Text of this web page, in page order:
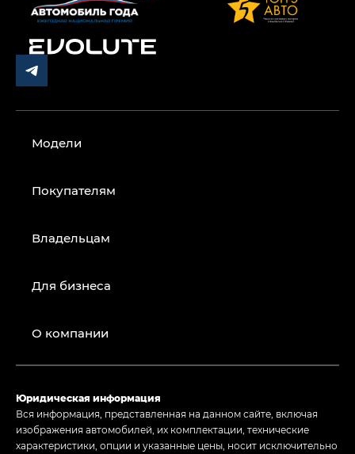
Модели
Покупателям
Владельцам
Для бизнеса
О компании
Юридическая информация
Вся информация, представленная на данном сайте, включая
изображения автомобилей, их комплектации, технические
характеристики, опции и указанные цены, носит исключительно